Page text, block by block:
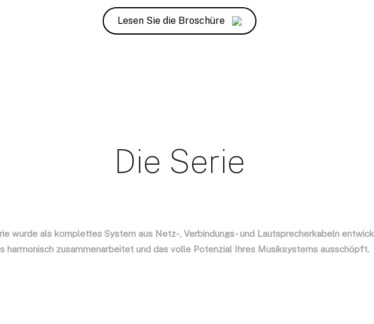
Lesen Sie die Broschüre
Die Serie
wurde als komplettes System aus Netz-, Verbindungs- und Lautsprecherkabeln
harmonisch zusammenarbeitet und das volle Potenzial Ihres Musiksystems ausschöpft.